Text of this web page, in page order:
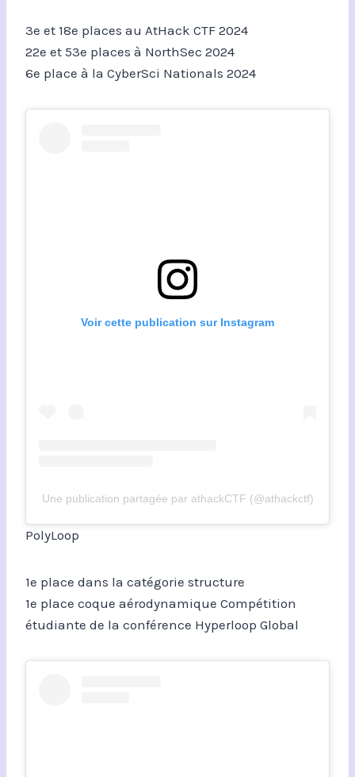
3e et 18e places au AtHack CTF 2024
22e et 53e places à NorthSec 2024
6e place à la CyberSci Nationals 2024
Voir cette publication sur Instagram
Une publication partagée par athackCTF (@athackctf)
PolyLoop
1e place dans la catégorie structure
1e place coque aérodynamique Compétition
étudiante de la conférence Hyperloop Global